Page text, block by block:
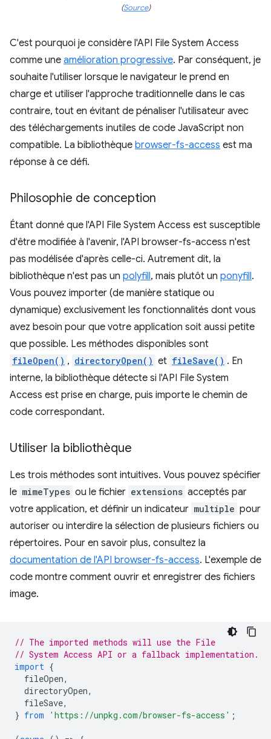
(Source)
C'est pourquoi je considère l'API File System Access
comme une amélioration progressive. Par conséquent, je
souhaite l'utiliser lorsque le navigateur le prend en
charge et utiliser l'approche traditionnelle dans le cas
contraire, tout en évitant de pénaliser l'utilisateur avec
des téléchargements inutiles de code JavaScript non
compatible. La bibliothèque browser-fs-access est ma
réponse à ce défi.
Philosophie de conception
Étant donné que l'API File System Access est susceptible
d'être modifiée à l'avenir, l'API browser-fs-access n'est
pas modélisée d'après celle-ci. Autrement dit, la
bibliothèque n'est pas un polyfill, mais plutôt un ponyfill.
Vous pouvez importer (de manière statique ou
dynamique) exclusivement les fonctionnalités dont vous
avez besoin pour que votre application soit aussi petite
que possible. Les méthodes disponibles sont
fileOpen() , directoryOpen() et fileSave() . En
interne, la bibliothèque détecte si l'API File System
Access est prise en charge, puis importe le chemin de
code correspondant.
Utiliser la bibliothèque
Les trois méthodes sont intuitives. Vous pouvez spécifier
le mimeTypes ou le fichier extensions acceptés par
votre application, et définir un indicateur multiple pour
autoriser ou interdire la sélection de plusieurs fichiers ou
répertoires. Pour en savoir plus, consultez la
documentation de l'API browser-fs-access. L'exemple de
code montre comment ouvrir et enregistrer des fichiers
image.
// The imported methods will use the File
// System Access API or a fallback implementation.
import {
fileOpen,
directoryOpen,
fileSave,
} from 'https://unpkg.com/browser-fs-access' ;